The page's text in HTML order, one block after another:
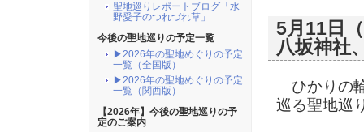
5月11日
八坂神社
ひかりの
巡る聖地巡
聖地巡りレポートブログ「水
野愛子のつれづれ草」
今後の聖地巡りの予定一覧
▶2026年の聖地めぐりの予定
一覧（全国版）
▶2026年の聖地めぐりの予定
一覧（関西版）
【2026年】今後の聖地巡りの予
定のご案内